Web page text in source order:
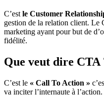
C’est le Customer
gestion de la relation client. Le
marketing ayant pour but de
fidélité.
Que veut dire CTA
C’est le « Call To Action »
va inciter l’internaute à l’action.